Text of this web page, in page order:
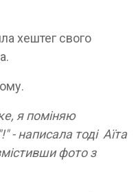
хештег свого
я поміняю
- написала тоді Аїта
фото з